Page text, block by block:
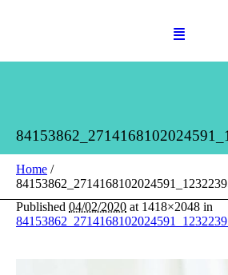
Home /
Published 04/02/2020 at 1418×2048 in